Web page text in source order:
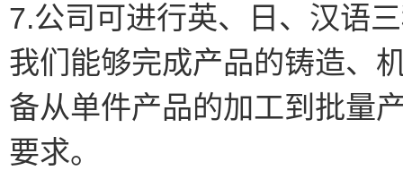
7.公司可进行英、日、汉语
我们能够完成产品的铸造、
备从单件产品的加工到批量
要求。